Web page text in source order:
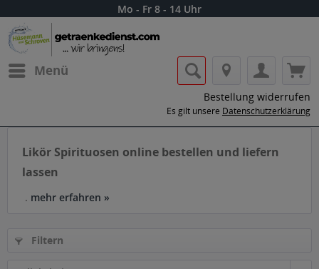
Mo - Fr 8 - 14 Uhr
Menü
Bestellung widerrufen
Es gilt unsere Datenschutzerklärung
Likör Spirituosen online bestellen und liefern
lassen
. mehr erfahren »
Filtern